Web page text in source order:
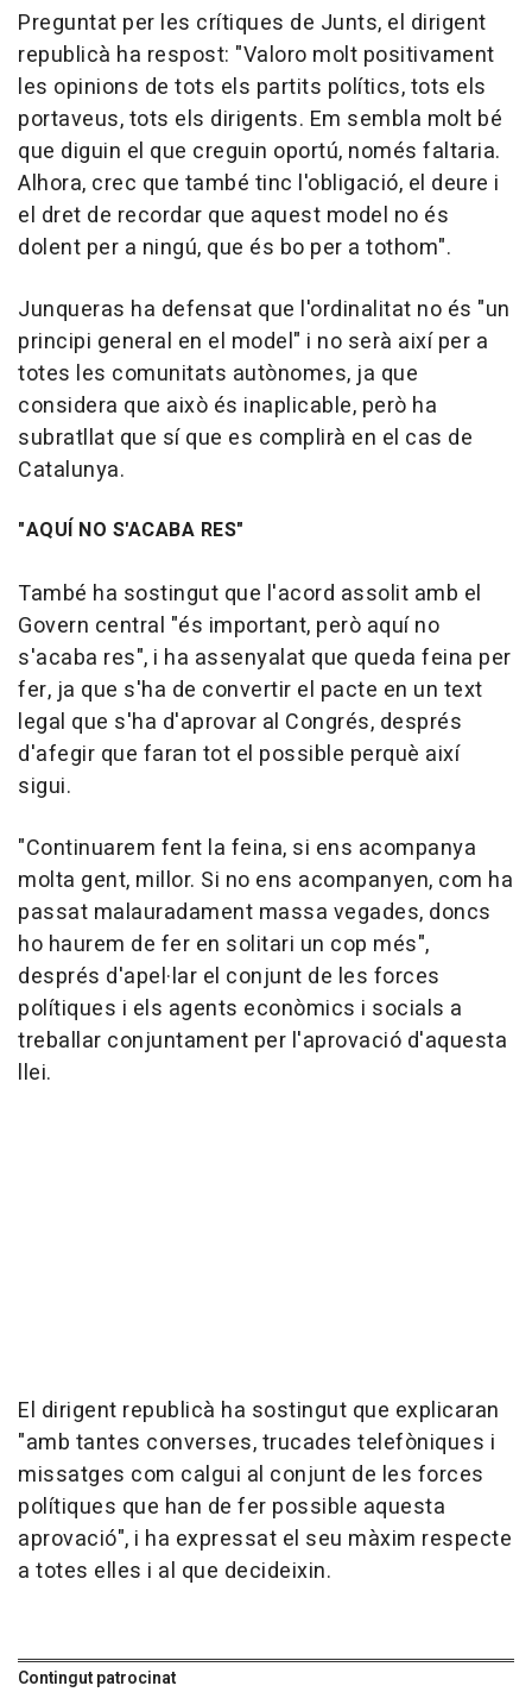
Preguntat per les crítiques de Junts, el dirigent
republicà ha respost: "Valoro molt positivament
les opinions de tots els partits polítics, tots els
portaveus, tots els dirigents. Em sembla molt bé
que diguin el que creguin oportú, només faltaria.
Alhora, crec que també tinc l'obligació, el deure i
el dret de recordar que aquest model no és
dolent per a ningú, que és bo per a tothom".
Junqueras ha defensat que l'ordinalitat no és "un
principi general en el model" i no serà així per a
totes les comunitats autònomes, ja que
considera que això és inaplicable, però ha
subratllat que sí que es complirà en el cas de
Catalunya.
"AQUÍ NO S'ACABA RES"
També ha sostingut que l'acord assolit amb el
Govern central "és important, però aquí no
s'acaba res", i ha assenyalat que queda feina per
fer, ja que s'ha de convertir el pacte en un text
legal que s'ha d'aprovar al Congrés, després
d'afegir que faran tot el possible perquè així
sigui.
"Continuarem fent la feina, si ens acompanya
molta gent, millor. Si no ens acompanyen, com ha
passat malauradament massa vegades, doncs
ho haurem de fer en solitari un cop més",
després d'apel·lar el conjunt de les forces
polítiques i els agents econòmics i socials a
treballar conjuntament per l'aprovació d'aquesta
llei.
El dirigent republicà ha sostingut que explicaran
"amb tantes converses, trucades telefòniques i
missatges com calgui al conjunt de les forces
polítiques que han de fer possible aquesta
aprovació", i ha expressat el seu màxim respecte
a totes elles i al que decideixin.
Contingut patrocinat